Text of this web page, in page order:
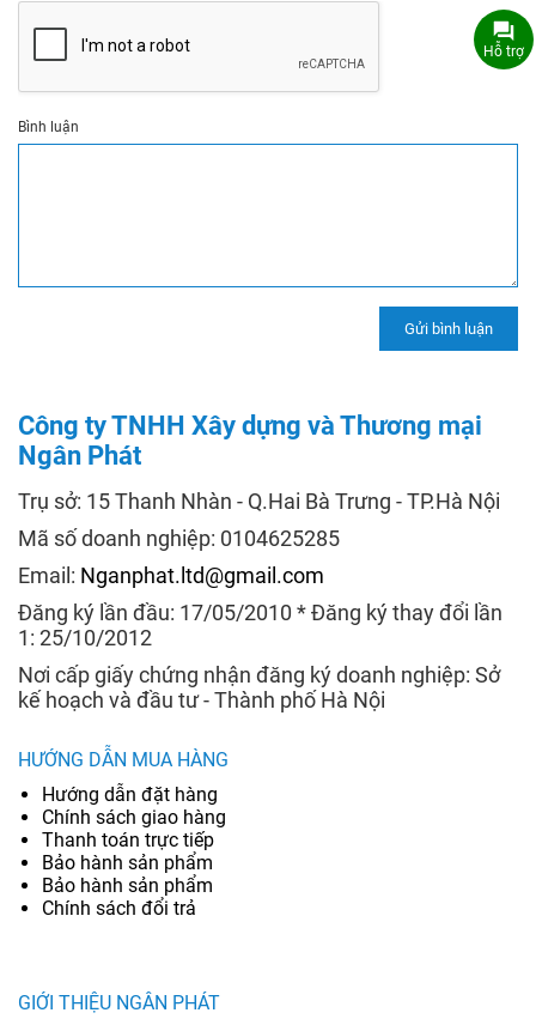
Bình luận
Công ty TNHH Xây dựng và Thương mại
Ngân Phát
Trụ sở: 15 Thanh Nhàn - Q.Hai Bà Trưng - TP.Hà Nội
Mã số doanh nghiệp: 0104625285
Email: Nganphat.ltd@gmail.com
Đăng ký lần đầu: 17/05/2010 * Đăng ký thay đổi lần
1: 25/10/2012
Nơi cấp giấy chứng nhận đăng ký doanh nghiệp: Sở
kế hoạch và đầu tư - Thành phố Hà Nội
HƯỚNG DẪN MUA HÀNG
Hướng dẫn đặt hàng
Chính sách giao hàng
Thanh toán trực tiếp
Bảo hành sản phẩm
Bảo hành sản phẩm
Chính sách đổi trả
GIỚI THIỆU NGÂN PHÁT
Hỗ trợ